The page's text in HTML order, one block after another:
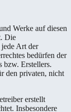
Werke auf diesen
Die
Art der
bedürfen der
bzw. Erstellers.
den privaten, nicht
erstellt
Insbesondere